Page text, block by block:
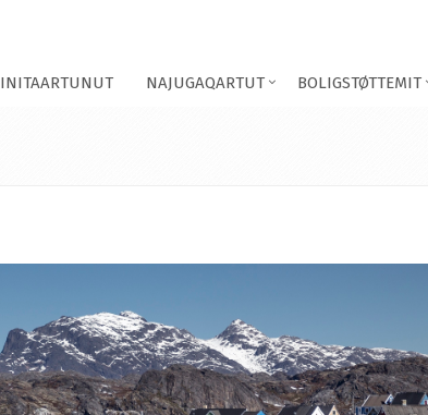
INITAARTUNUT NAJUGAQARTUT BOLIGSTØTTEMIT